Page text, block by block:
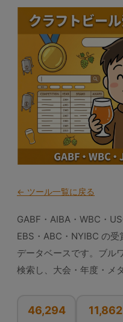
← ツール一覧に戻る
GABF・AIBA・WBC・
EBS・ABC・NYIBC の
データベースです。ブル
検索し、大会・年度・メ
46,294 11,862